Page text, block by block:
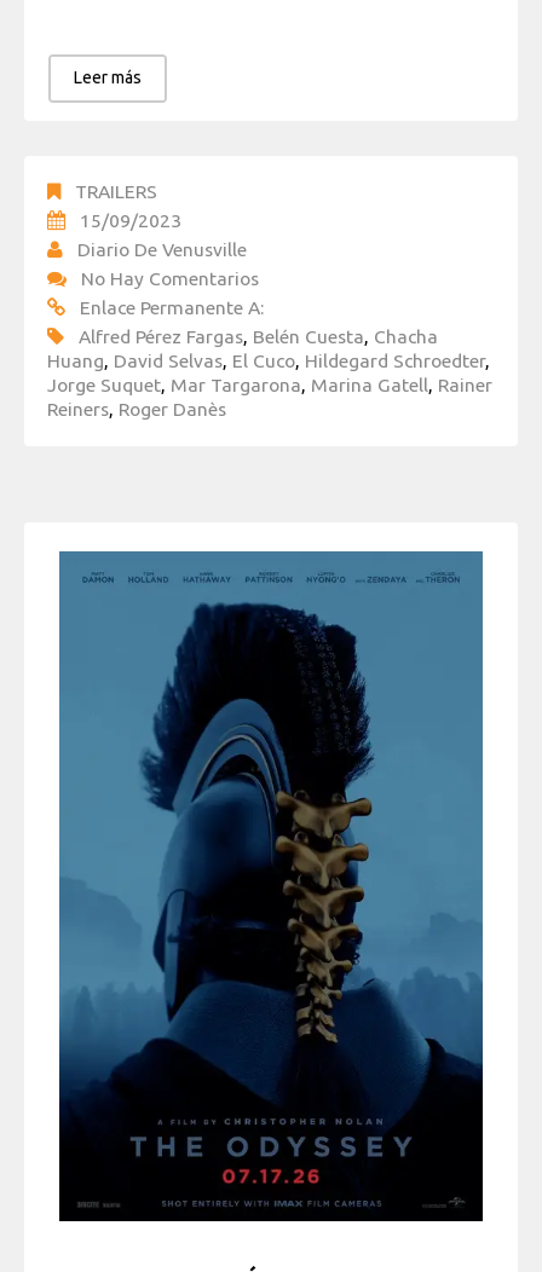
Leer más
TRAILERS
15/09/2023
Diario De Venusville
No Hay Comentarios
Enlace Permanente A:
Alfred Pérez Fargas, Belén Cuesta, Chacha
Huang, David Selvas, El Cuco, Hildegard Schroedter,
Jorge Suquet, Mar Targarona, Marina Gatell, Rainer
Reiners, Roger Danès